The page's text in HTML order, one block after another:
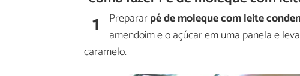
1 Prepararpé de moleque com leite
amendoim e o açúcar em uma panela e
caramelo.